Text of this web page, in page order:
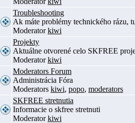
Troubleshooting
Ak máte problémy technického rázu,
Moderatorkiwi
Projekty
Aktuálne otvorené celo SKFREE
Moderatorkiwi
Moderators Forum
Administrácia Fóra
Moderators kiwi, popo, moderators
SKFREE stretnutia
Informacie o skfree stretnuti
Moderatorkiwi